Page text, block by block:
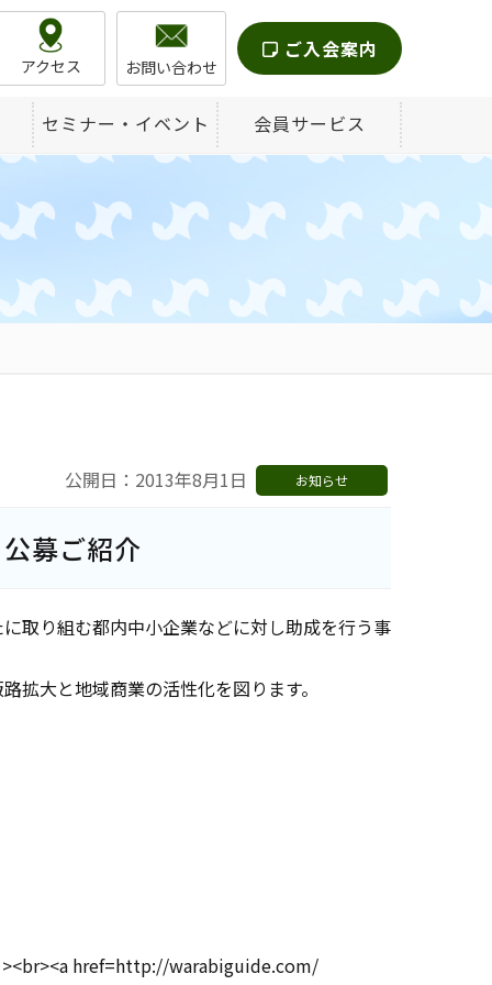
アクセス お問い合わせ
ご入会案内
セミナー・イベント 会員サービス
公開日：2013年8月1日 お知らせ
募ご紹介
取り組む都内中小企業などに対し助成を行う事
拡大と地域商業の活性化を図ります。
http://warabiguide.com/